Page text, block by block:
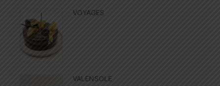
VOYAGES
VALENSOLE